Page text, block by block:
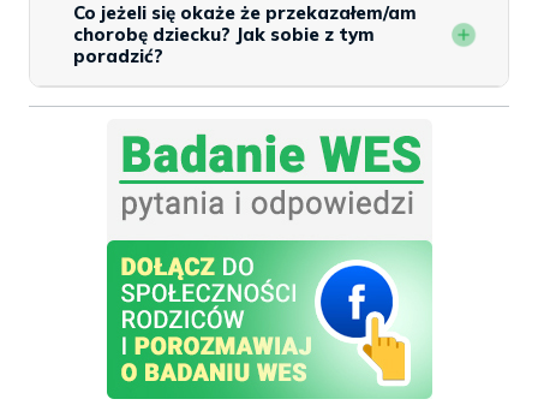
Co jeżeli się okaże że przekazałem/am
chorobę dziecku? Jak sobie z tym
poradzić?